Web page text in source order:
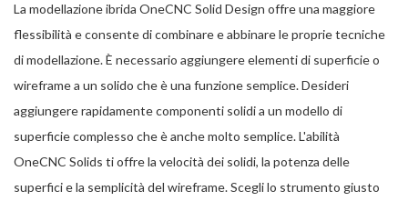
La modellazione ibrida OneCNC Solid Design offre una maggiore
flessibilità e consente di combinare e abbinare le proprie tecniche
di modellazione. È necessario aggiungere elementi di superficie o
wireframe a un solido che è una funzione semplice. Desideri
aggiungere rapidamente componenti solidi a un modello di
superficie complesso che è anche molto semplice. L'abilità
OneCNC Solids ti offre la velocità dei solidi, la potenza delle
superfici e la semplicità del wireframe. Scegli lo strumento giusto